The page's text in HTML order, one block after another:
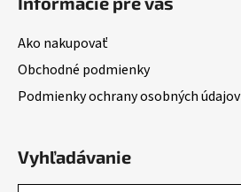
Ako nakupovať
Obchodné podmienky
Podmienky ochrany osobných údajov
Vyhľadávanie